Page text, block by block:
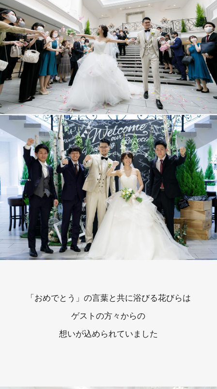
「おめでとう」の言葉と共に浴びる花びらは
ゲストの方々からの
想いが込められていました